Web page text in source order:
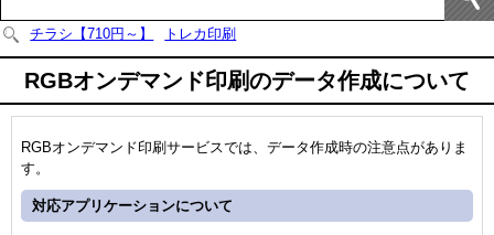
チラシ【710円～】 トレカ印刷
RGBオンデマンド印刷のデータ作成について
RGBオンデマンド印刷サービスでは、データ作成時の注意点がありま
す。
対応アプリケーションについて